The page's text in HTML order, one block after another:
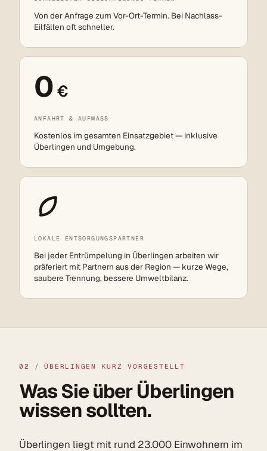
Von der Anfrage zum Vor-Ort-Termin. Bei Nachlass-
Eilfällen oft schneller.
0 €
ANFAHRT & AUFMASS
Kostenlos im gesamten Einsatzgebiet — inklusive
Überlingen und Umgebung.
LOKALE ENTSORGUNGSPARTNER
Bei jeder Entrümpelung in Überlingen arbeiten wir
präferiert mit Partnern aus der Region — kurze Wege,
saubere Trennung, bessere Umweltbilanz.
02 / ÜBERLINGEN KURZ VORGESTELLT
Was Sie über Überlingen
wissen sollten.
Überlingen liegt mit rund 23.000 Einwohnern im